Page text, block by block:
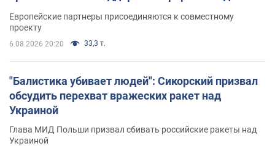
Европейские партнеры присоединяются к совместному
проекту
6.08.2026 20:20 33,3 т.
"Балистика убивает людей": Сикорский призвал
обсудить перехват вражеских ракет над
Украиной
Глава МИД Польши призвал сбивать российские ракеты над
Украиной